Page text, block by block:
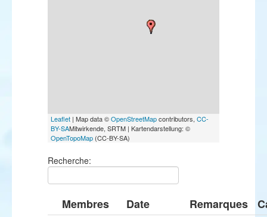
Leaflet | Map data ©OpenStreetMapcontributors, CC-
BY-SAMitwirkende, SRTM | Kartendarstellung: ©
OpenTopoMap (CC-BY-SA)
Recherche:
Membres Date Remarques